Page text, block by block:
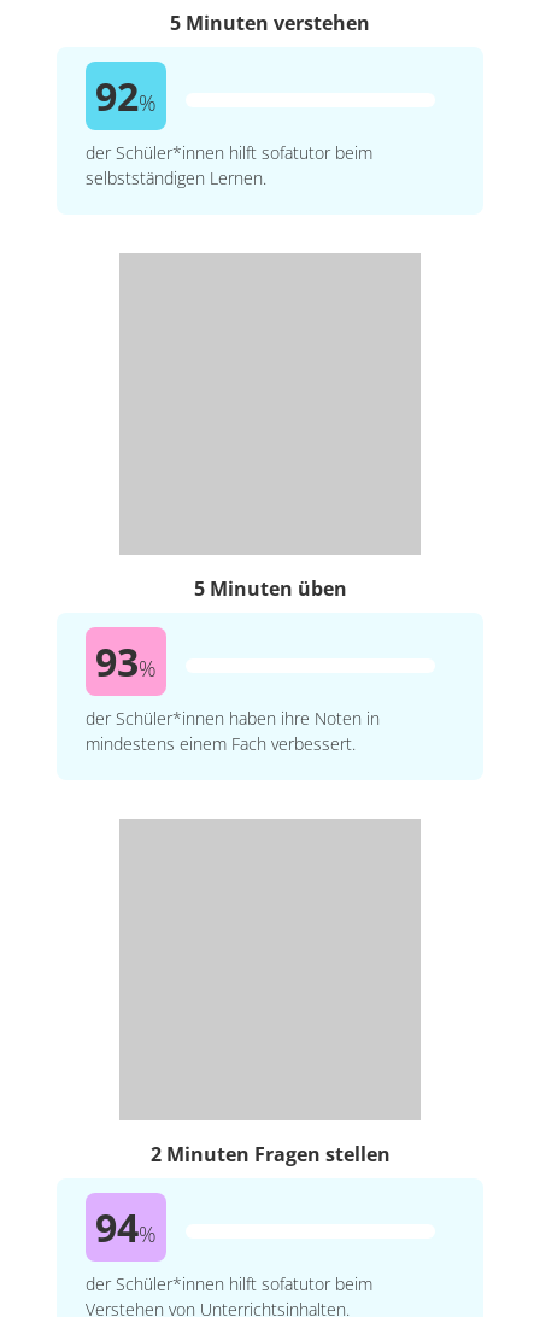
5 Minuten verstehen
92%
der Schüler*innen hilft sofatutor beim
selbstständigen Lernen.
5 Minuten üben
93%
der Schüler*innen haben ihre Noten in
mindestens einem Fach verbessert.
2 Minuten Fragen stellen
94%
der Schüler*innen hilft sofatutor beim
Verstehen von Unterrichtsinhalten.